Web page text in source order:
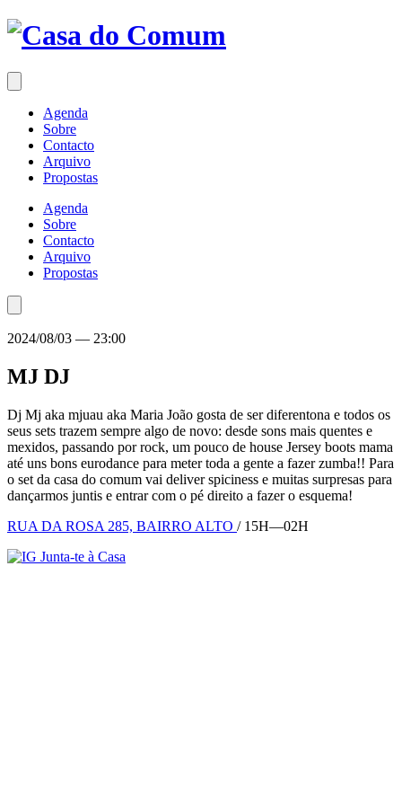
Saltar
para
conteúdo
Agenda
Sobre
Contacto
Arquivo
Propostas
Agenda
Sobre
Contacto
Arquivo
Propostas
2024/08/03 — 23:00
MJ DJ
Dj Mj aka mjuau aka Maria João gosta de ser diferentona e todos os
seus sets trazem sempre algo de novo: desde sons mais quentes e
mexidos, passando por rock, um pouco de house Jersey boots mama
até uns bons eurodance para meter toda a gente a fazer zumba!! Para
o set da casa do comum vai deliver spiciness e muitas surpresas para
dançarmos juntis e entrar com o pé direito a fazer o esquema!
RUA DA ROSA 285, BAIRRO ALTO / 15H—02H
Junta-te à Casa